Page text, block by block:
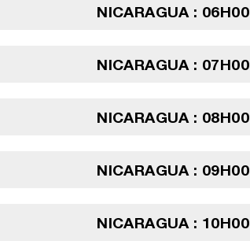
NICARAGUA : 06H00
NICARAGUA : 07H00
NICARAGUA : 08H00
NICARAGUA : 09H00
NICARAGUA : 10H00